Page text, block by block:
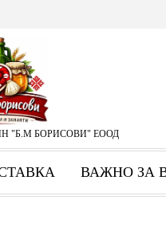
"Б.М БОРИСОВИ" ЕООД
ВАЖНО ЗА